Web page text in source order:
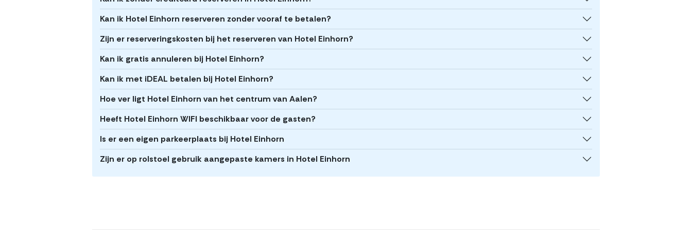
Kan ik Hotel Einhorn reserveren zonder vooraf te betalen?
Zijn er reserveringskosten bij het reserveren van Hotel Einhorn?
Kan ik gratis annuleren bij Hotel Einhorn?
Kan ik met iDEAL betalen bij Hotel Einhorn?
Hoe ver ligt Hotel Einhorn van het centrum van Aalen?
Heeft Hotel Einhorn WIFI beschikbaar voor de gasten?
Is er een eigen parkeerplaats bij Hotel Einhorn
Zijn er op rolstoel gebruik aangepaste kamers in Hotel Einhorn